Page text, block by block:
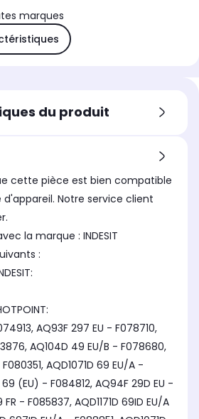
marques
du produit
cette pièce est bien compatible
Notre service client
la marque : INDESIT
:
AQ93F 297 EU - F078710,
AQ104D 49 EU/B - F078680,
AQD1071D 69 EU/A -
(EU) - F084812, AQ94F 29D EU -
- F085837, AQD1171D 69ID EU/A